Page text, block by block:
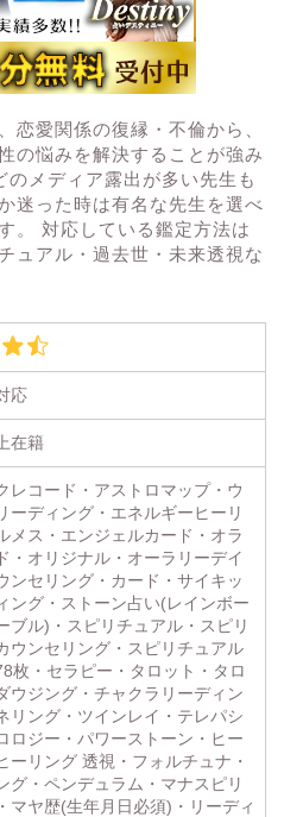
恋愛関係の復縁・不倫から、
の悩みを解決することが強み
メディア露出が多い先生も
迷った時は有名な先生を選べ
。 対応している鑑定方法は
ュアル・過去世・未来透視な
応
在籍
レコード・アストロマップ・ウ
ーディング・エネルギーヒーリ
メス・エンジェルカード・オラ
・オリジナル・オーラリーデイ
ンセリング・カード・サイキッ
ング・ストーン占い(レインボー
ブル)・スピリチュアル・スピリ
ウンセリング・スピリチュアル
枚・セラピー・タロット・タロ
ウジング・チャクラリーディン
リング・ツインレイ・テレパシ
ロジー・パワーストーン・ヒー
ーリング 透視・フォルチュナ・
グ・ペンデュラム・マナスピリ
マヤ歴(生年月日必須)・リーディ